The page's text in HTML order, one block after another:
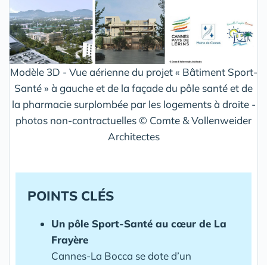
Modèle 3D - Vue aérienne du projet « Bâtiment Sport-
Santé » à gauche et de la façade du pôle santé et de
la pharmacie surplombée par les logements à droite -
photos non-contractuelles © Comte & Vollenweider
Architectes
POINTS CLÉS
Un pôle Sport-Santé au cœur de La
Frayère
Cannes-La Bocca se dote d’un